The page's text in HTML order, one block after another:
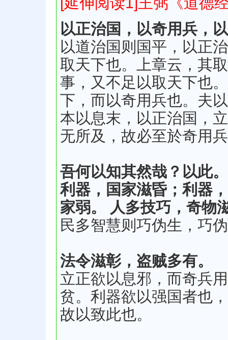
以正治国，以奇用兵，
以道治国则国平，以正
取天下也。上章云，其
事，又不足以取天下也
下，而以奇用兵也。夫
本以息末，以正治国，
无所及，故必至於奇用
吾何以知其然哉？以此。
利器，国家滋昏；利器
家弱。
人多技巧，奇物
民多智慧则巧伪生，巧
法令滋彰，盗贼多有。
立正欲以息邪，而奇兵
贫。利器欲以强国者也
故以致此也。